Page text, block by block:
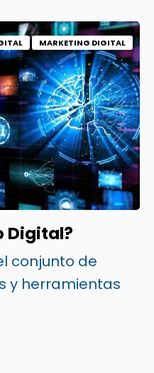
MARKETING DIGITAL
Digital?
conjunto de
y herramientas